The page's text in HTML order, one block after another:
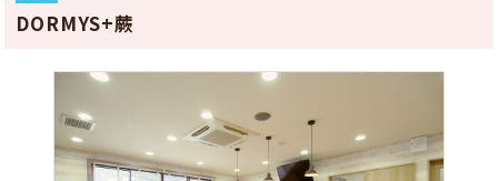
DORMYS+蕨